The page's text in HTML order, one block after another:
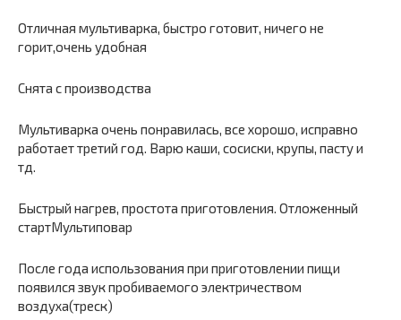
Отличная мультиварка, быстро готовит, ничего не
горит,очень удобная
Снята с производства
Мультиварка очень понравилась, все хорошо, исправно
работает третий год. Варю каши, сосиски, крупы, пасту и
тд.
Быстрый нагрев, простота приготовления. Отложенный
стартМультиповар
После года использования при приготовлении пищи
появился звук пробиваемого электричеством
воздуха(треск)